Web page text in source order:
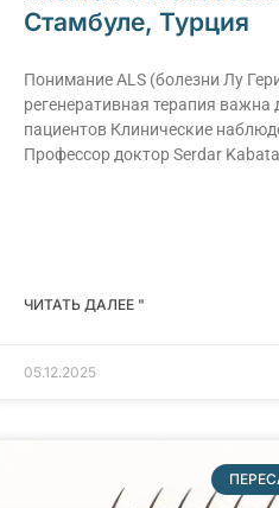
Стамбуле, Турция
Понимание АLS (болезни Лу
регенеративная терапия важна
пациентов Клинические
Профессор доктор Serdar
ЧИТАТЬ ДАЛЕЕ "
05.12.2025